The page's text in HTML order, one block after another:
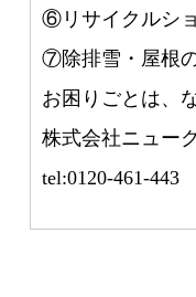
⑥リサイクルシ
⑦除排雪・屋根
お困りごとは、
株式会社ニュー
tel:0120-461-443